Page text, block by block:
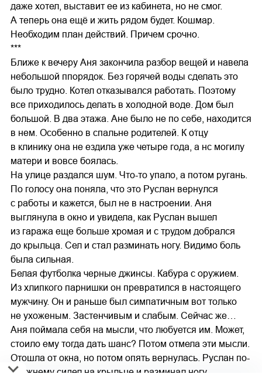
даже хотел, выставит ее из кабинета, но не смог.
А теперь она ещё и жить рядом будет. Кошмар.
Необходим план действий. Причем срочно.
***
Ближе к вечеру Аня закончила разбор вещей и навела
небольшой ппорядок. Без горячей воды сделать это
было трудно. Котел отказывался работать. Поэтому
все приходилось делать в холодной воде. Дом был
большой. В два этажа. Ане было не по себе, находится
в нем. Особенно в спальне родителей. К отцу
в клинику она не ездила уже четыре года, а нс могилу
матери и вовсе боялась.
На улице раздался шум. Что-то упало, а потом ругань.
По голосу она поняла, что это Руслан вернулся
с работы и кажется, был не в настроении. Аня
выглянула в окно и увидела, как Руслан вышел
из гаража еще больше хромая и с трудом добрался
до крыльца. Сел и стал разминать ногу. Видимо боль
была сильная.
Белая футболка черные джинсы. Кабура с оружием.
Из хлипкого парнишки он превратился в настоящего
мужчину. Он и раньше был симпатичным вот только
не ухоженым. Застенчивым и слабым. Сейчас же…
Аня поймала себя на мысли, что любуется им. Может,
стоило ему тогда дать шанс? Потом отмела эти мысли.
Отошла от окна, но потом опять вернулась. Руслан по-
прежнему сидел на крыльце и разминал ногу.